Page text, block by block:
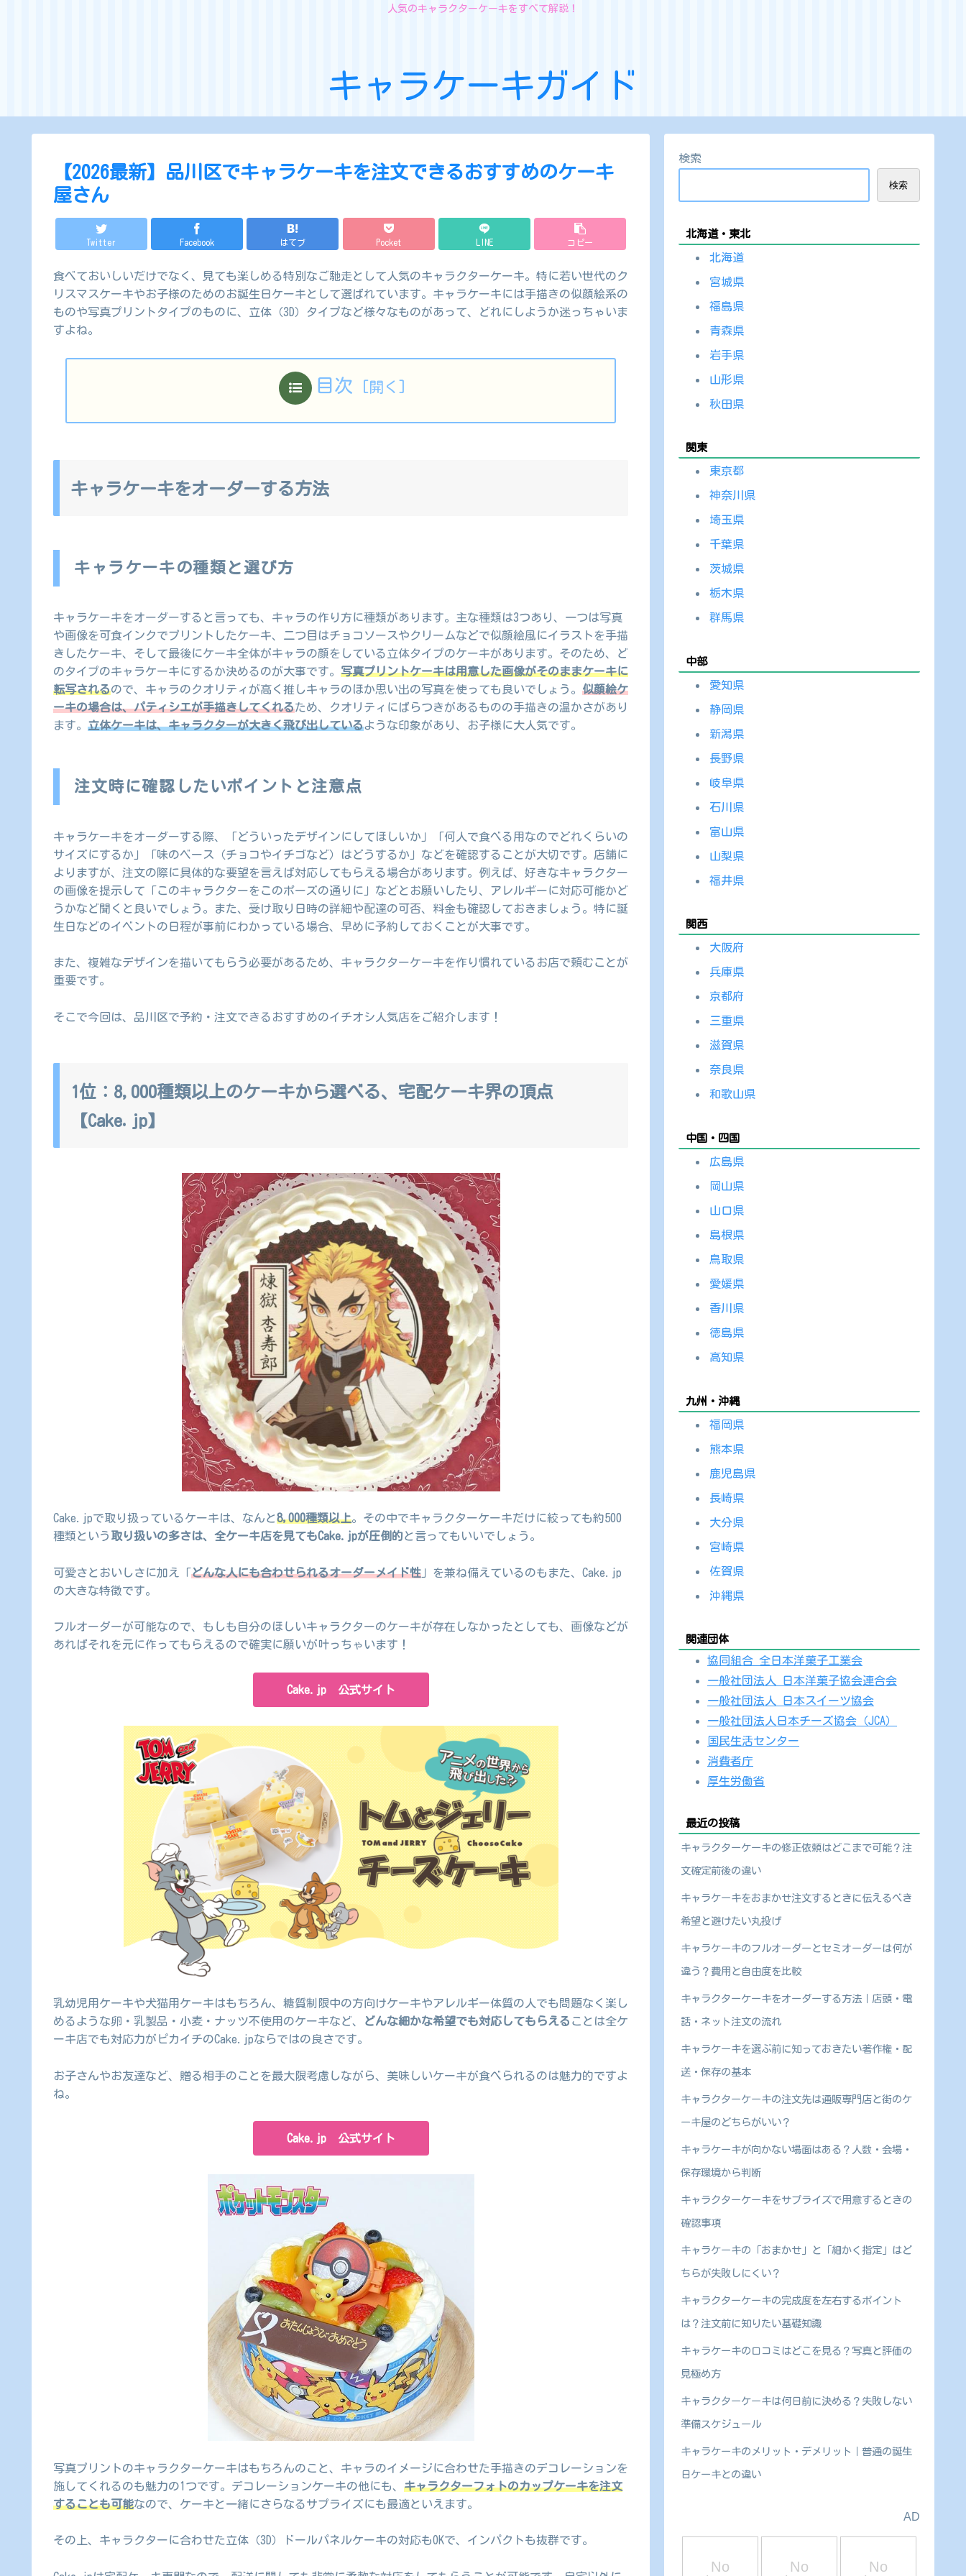
人気のキャラクターケーキをすべて解説！
キャラケーキガイド
【2026最新】品川区でキャラケーキを注文できるおすすめのケーキ
屋さん
Twitter Facebook はてブ Pocket LINE コピー
食べておいしいだけでなく、見ても楽しめる特別なご馳走として人気のキャラクターケーキ。特に若い世代のク
リスマスケーキやお子様のためのお誕生日ケーキとして選ばれています。キャラケーキには手描きの似顔絵系の
ものや写真プリントタイプのものに、立体（3D）タイプなど様々なものがあって、どれにしようか迷っちゃいま
すよね。
目次
キャラケーキをオーダーする方法
キャラケーキの種類と選び方
キャラケーキをオーダーすると言っても、キャラの作り方に種類があります。主な種類は3つあり、一つは写真
や画像を可食インクでプリントしたケーキ、二つ目はチョコソースやクリームなどで似顔絵風にイラストを手描
きしたケーキ、そして最後にケーキ全体がキャラの顔をしている立体タイプのケーキがあります。そのため、ど
のタイプのキャラケーキにするか決めるのが大事です。 写真プリントケーキは用意した画像がそのままケーキに
転写されるので、キャラのクオリティが高く推しキャラのほか思い出の写真を使っても良いでしょう。 似顔絵ケ
ーキの場合は、パティシエが手描きしてくれるため、クオリティにばらつきがあるものの手描きの温かさがあり
ます。 立体ケーキは、キャラクターが大きく飛び出しているような印象があり、お子様に大人気です。
注文時に確認したいポイントと注意点
キャラケーキをオーダーする際、「どういったデザインにしてほしいか」「何人で食べる用なのでどれくらいの
サイズにするか」「味のベース（チョコやイチゴなど）はどうするか」などを確認することが大切です。店舗に
よりますが、注文の際に具体的な要望を言えば対応してもらえる場合があります。例えば、好きなキャラクター
の画像を提示して「このキャラクターをこのポーズの通りに」などとお願いしたり、アレルギーに対応可能かど
うかなど聞くと良いでしょう。また、受け取り日時の詳細や配達の可否、料金も確認しておきましょう。特に誕
生日などのイベントの日程が事前にわかっている場合、早めに予約しておくことが大事です。
また、複雑なデザインを描いてもらう必要があるため、キャラクターケーキを作り慣れているお店で頼むことが
重要です。
そこで今回は、品川区で予約・注文できるおすすめのイチオシ人気店をご紹介します！
1位：8,000種類以上のケーキから選べる、宅配ケーキ界の頂点
【Cake.jp】
Cake.jpで取り扱っているケーキは、なんと8,000種類以上。その中でキャラクターケーキだけに絞っても約500
種類という 取り扱いの多さは、全ケーキ店を見てもCake.jpが圧倒的と言ってもいいでしょう。
可愛さとおいしさに加え「 どんな人にも合わせられるオーダーメイド性 」を兼ね備えているのもまた、Cake.jp
の大きな特徴です。
フルオーダーが可能なので、もしも自分のほしいキャラクターのケーキが存在しなかったとしても、画像などが
あればそれを元に作ってもらえるので確実に願いが叶っちゃいます！
Cake.jp 公式サイト
乳幼児用ケーキや犬猫用ケーキはもちろん、糖質制限中の方向けケーキやアレルギー体質の人でも問題なく楽し
めるような卵・乳製品・小麦・ナッツ不使用のケーキなど、
どんな細かな希望でも対応してもらえる ことは全ケ
ーキ店でも対応力がピカイチのCake.jpならではの良さです。
お子さんやお友達など、贈る相手のことを最大限考慮しながら、美味しいケーキが食べられるのは魅力的ですよ
ね。
Cake.jp 公式サイト
写真プリントのキャラクターケーキはもちろんのこと、キャラのイメージに合わせた手描きのデコレーションを
施してくれるのも魅力の1つです。デコレーションケーキの他にも、 キャラクターフォトのカップケーキを注文
することも可能なので、ケーキと一緒にさらなるサプライズにも最適といえます。
その上、キャラクターに合わせた立体（3D）ドールパネルケーキの対応もOKで、インパクトも抜群です。
検索
検索
北海道・東北
北海道
宮城県
福島県
青森県
岩手県
山形県
秋田県
関東
東京都
神奈川県
埼玉県
千葉県
茨城県
栃木県
群馬県
中部
愛知県
静岡県
新潟県
長野県
岐阜県
石川県
富山県
山梨県
福井県
関西
大阪府
兵庫県
京都府
三重県
滋賀県
奈良県
和歌山県
中国・四国
広島県
岡山県
山口県
島根県
鳥取県
愛媛県
香川県
徳島県
高知県
九州・沖縄
福岡県
熊本県
鹿児島県
長崎県
大分県
宮崎県
佐賀県
沖縄県
関連団体
協同組合 全日本洋菓子工業会
一般社団法人 日本洋菓子協会連合会
一般社団法人 日本スイーツ協会
一般社団法人日本チーズ協会（JCA）
国民生活センター
消費者庁
厚生労働省
最近の投稿
キャラクターケーキの修正依頼はどこまで可能？注
文確定前後の違い
キャラケーキをおまかせ注文するときに伝えるべき
希望と避けたい丸投げ
キャラケーキのフルオーダーとセミオーダーは何が
違う？費用と自由度を比較
キャラクターケーキをオーダーする方法｜店頭・電
話・ネット注文の流れ
キャラケーキを選ぶ前に知っておきたい著作権・配
送・保存の基本
キャラクターケーキの注文先は通販専門店と街のケ
ーキ屋のどちらがいい？
キャラケーキが向かない場面はある？人数・会場・
保存環境から判断
キャラクターケーキをサプライズで用意するときの
確認事項
キャラケーキの「おまかせ」と「細かく指定」はど
ちらが失敗しにくい？
キャラクターケーキの完成度を左右するポイント
は？注文前に知りたい基礎知識
キャラケーキの口コミはどこを見る？写真と評価の
見極め方
キャラクターケーキは何日前に決める？失敗しない
準備スケジュール
キャラケーキのメリット・デメリット｜普通の誕生
日ケーキとの違い
AD